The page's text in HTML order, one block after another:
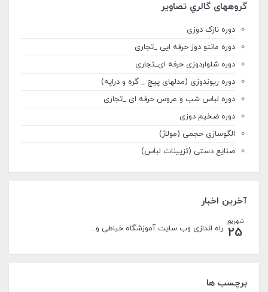
گروههای گالري تصاوير
دوره نازک دوزی
دوره مانتو دوز حرفه ایی _تجاری
دوره شلواردوزی حرفه ای_تجاری
دوره ریوندوزی (مدلهای پیچ _ گره و دراپه)
دوره لباس شب و عروس حرفه ای _تجاری
دوره ضخیم دوزی
الگوسازی حجمی (مولاژ)
صنایع دستی (تزیینات لباس)
آخرین اخبار
شهریور
25 راه اندازی وب سایت آموزشگاه خیاطی و...
برچسب ها